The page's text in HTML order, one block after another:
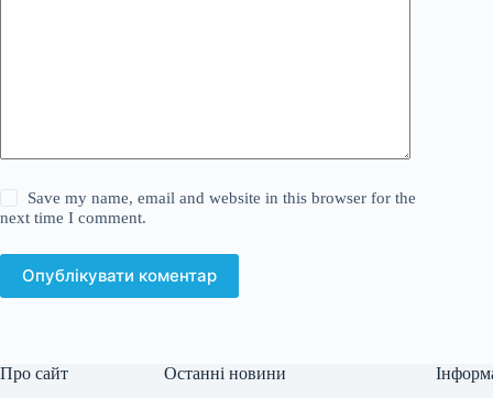
Save my name, email and website in this browser for the
next time I comment.
Опублікувати коментар
Про сайт Останні новини